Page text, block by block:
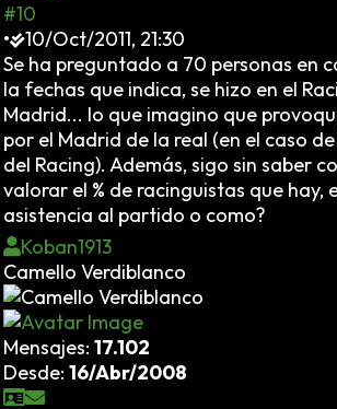
#10
•
10/Oct/2011, 21:30
Se ha preguntado a 70 personas en
la fechas que indica, se hizo en el
Madrid... lo que imagino que
por el Madrid de la real (en el caso
del Racing). Además, sigo sin saber
valorar el % de racinguistas que hay,
asistencia al partido o como?
Koban1913
Camello Verdiblanco
Mensajes: 17.102
Desde: 16/Abr/2008